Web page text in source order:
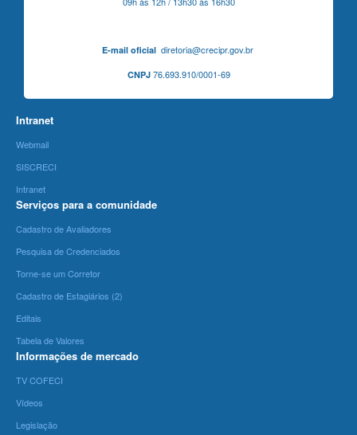
E-mail oficialdiretoria@crecipr.gov.br
CNPJ76.693.910/0001-69
Intranet
Webmail
SISCRECI
Intranet
Serviços para a comunidade
Cadastro de Avaliadores
Pesquisa de Credenciados
Torne-se um Corretor
Cadastro de Estagiários (2)
Editais
Tabela de Valores
Informações de mercado
TV COFECI
Vídeos
Legislação